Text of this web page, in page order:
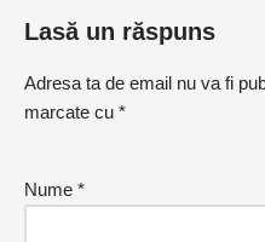
Lasă un răspuns
Adresa ta de email nu va fi
marcate cu *
Nume *